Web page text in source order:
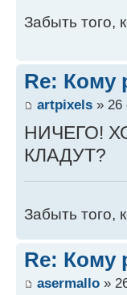
Забыть того,
Re: Кому
artpixels » 26
НИЧЕГО!
КЛАДУТ?
Забыть того,
Re: Кому
asermallo »